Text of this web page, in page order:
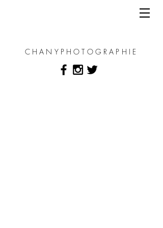
CHANYPHOTOGRAPHIE